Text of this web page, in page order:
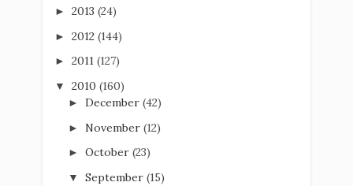
► 2013 (24)
► 2012 (144)
► 2011 (127)
▼ 2010 (160)
► December (42)
► November (12)
► October (23)
▼ September (15)